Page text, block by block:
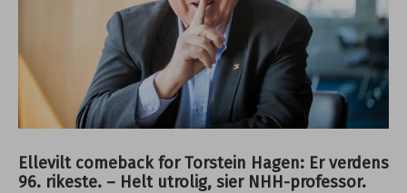
Ellevilt comeback for Torstein Hagen: Er verdens
96. rikeste. – Helt utrolig, sier NHH-professor.